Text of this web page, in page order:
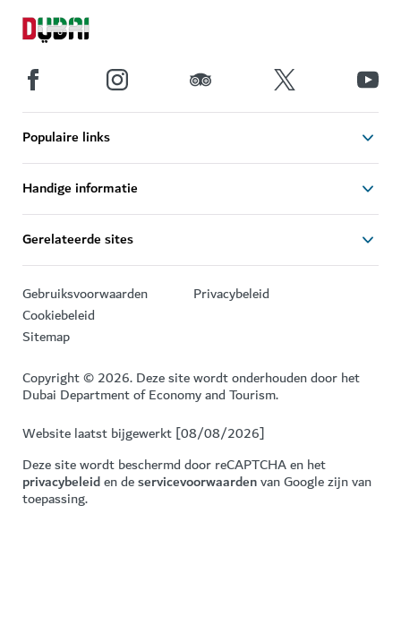
Populaire links
Handige informatie
Gerelateerde sites
Gebruiksvoorwaarden
Privacybeleid
Cookiebeleid
Sitemap
Copyright © 2026. Deze site wordt onderhouden door het
Dubai Department of Economy and Tourism.
Website laatst bijgewerkt [08/08/2026]
Deze site wordt beschermd door reCAPTCHA en het
privacybeleiden deservicevoorwaardenvan Google zijn van
toepassing.